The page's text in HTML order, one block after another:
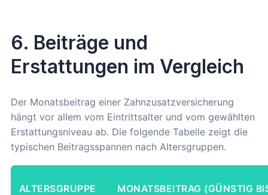
6. Beiträge und
Erstattungen im Vergleich
Der Monatsbeitrag einer Zahnzusatzversicherung
hängt vor allem vom Eintrittsalter und vom gewählten
Erstattungsniveau ab. Die folgende Tabelle zeigt die
typischen Beitragsspannen nach Altersgruppen.
ALTERSGRUPPE MONATSBEITRAG (GÜNSTIG